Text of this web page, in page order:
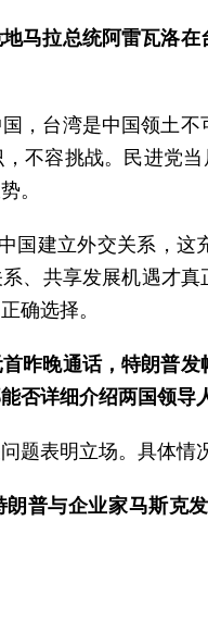
马拉总统阿雷瓦洛
，台湾是中国领土
不容挑战。民进党
。
国建立外交关系，
、共享发展机遇才
确选择。
昨晚通话，特朗普
否详细介绍两国领导
题表明立场。具体情
普与企业家马斯克